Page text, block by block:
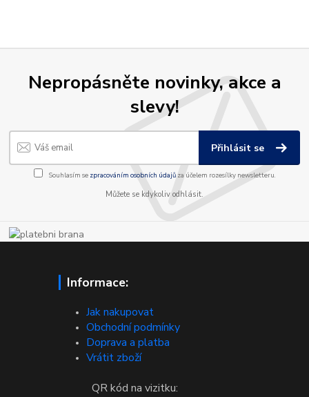
Nepropásněte novinky, akce a
slevy!
Přihlásit se
Souhlasím se zpracováním osobních údajůza účelem rozesílky newsletteru.
Můžete se kdykoliv odhlásit.
Informace:
Jak nakupovat
Obchodní podmínky
Doprava a platba
Vrátit zboží
QR kód na vizitku: